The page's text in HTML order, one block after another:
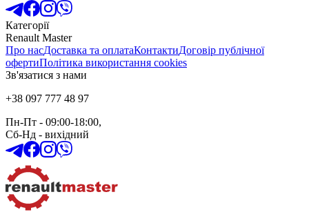
Категорії
Renault Master
Про насДоставка та оплатаКонтактиДоговір публічної
офертиПолітика використання cookies
Зв'язатися з нами
+38 097 777 48 97
Пн-Пт - 09:00-18:00,
Сб-Нд - вихідний